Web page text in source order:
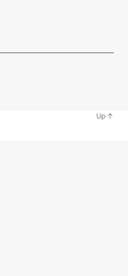
Up ↑